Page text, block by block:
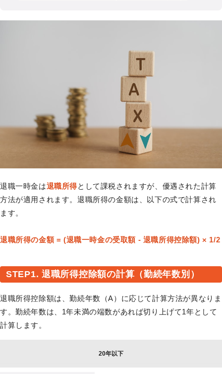
退職一時金は退職所得として課税されますが、優遇された計算
方法が適用されます。退職所得の金額は、以下の式で計算され
ます。
退職所得の金額 = (退職一時金の受取額 - 退職所得控除額) × 1/2
STEP1. 退職所得控除額の計算（勤続年数別）
退職所得控除額は、勤続年数（A）に応じて計算方法が異なりま
す。勤続年数は、1年未満の端数があれば切り上げて1年として
計算します。
20年以下